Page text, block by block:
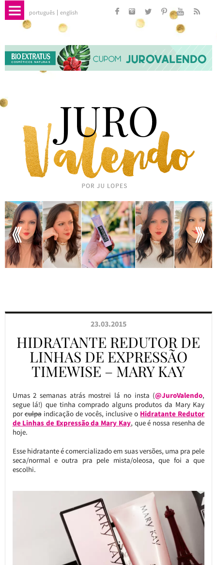
português english
23.03.2015
HIDRATANTE REDUTOR DE
LINHAS DE EXPRESSÃO
TIMEWISE – MARY KAY
Umas 2 semanas atrás mostrei lá no insta (@JuroValendo,
segue lá!) que tinha comprado alguns produtos da Mary Kay
porculpaindicação de vocês, inclusive o Hidratante Redutor
de Linhas de Expressão da Mary Kay, que é nossa resenha de
hoje.
Esse hidratante é comercializado em suas versões, uma pra pele
seca/normal e outra pra pele mista/oleosa, que foi a que
escolhi.